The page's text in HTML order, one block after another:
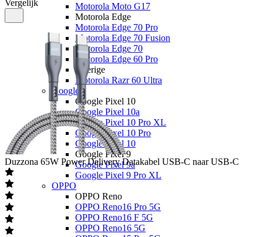
Motorola Moto G17
Motorola Edge
Motorola Edge 70 Pro
Motorola Edge 70 Fusion
Motorola Edge 70
Motorola Edge 60 Pro
Overige
Motorola Razr 60 Ultra
Google
Google Pixel 10
Google Pixel 10a
Google Pixel 10 Pro XL
Google Pixel 10 Pro
Google Pixel 10
Google Pixel 9
Google Pixel 9a
Google Pixel 9 Pro XL
OPPO
OPPO Reno
OPPO Reno16 Pro 5G
OPPO Reno16 F 5G
OPPO Reno16 5G
Vergelijk
Duzzona 65W Power Delivery Datakabel USB-C naar USB-C